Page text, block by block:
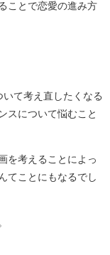
ことで恋愛の進み方
て考え直したくなる
スについて悩むこと
を考えることによっ
てことにもなるでし